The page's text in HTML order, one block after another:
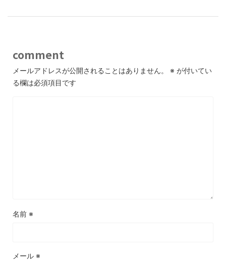
comment
メールアドレスが公開されることはありません。 ※ が付いてい
る欄は必須項目です
名前 ※
メール ※